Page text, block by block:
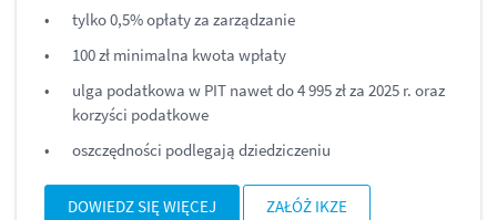
tylko 0,5% opłaty za zarządzanie
100 zł minimalna kwota wpłaty
ulga podatkowa w PIT nawet do 4 995 zł za 2025 r. oraz
korzyści podatkowe
oszczędności podlegają dziedziczeniu
DOWIEDZ SIĘ WIĘCEJ ZAŁÓŻ IKZE